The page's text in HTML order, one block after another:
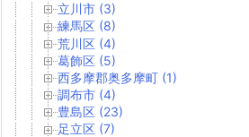
立川市 (3)
練馬区 (8)
荒川区 (4)
葛飾区 (5)
西多摩郡奥多摩町 (1)
調布市 (4)
豊島区 (23)
足立区 (7)